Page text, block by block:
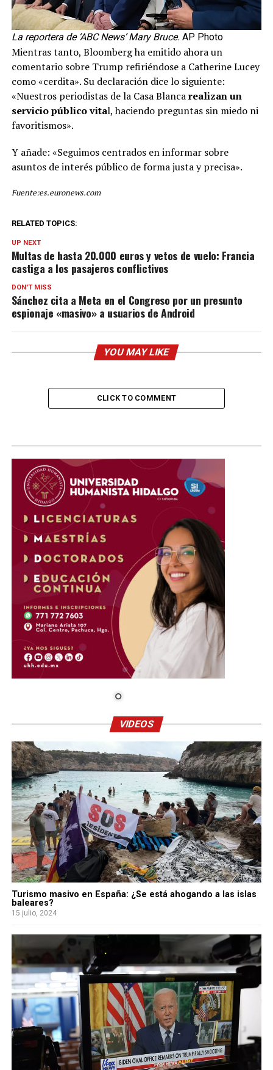
La reportera de ‘ABC News’ Mary Bruce. AP Photo
Mientras tanto, Bloomberg ha emitido ahora un
comentario sobre Trump refiriéndose a Catherine Lucey
como «cerdita». Su declaración dice lo siguiente:
«Nuestros periodistas de la Casa Blancarealizan un
servicio público vital, haciendo preguntas sin miedo ni
favoritismos».
Y añade: «Seguimos centrados en informar sobre
asuntos de interés público de forma justa y precisa».
Fuente:es.euronews.com
RELATED TOPICS:
UP NEXT
Multas de hasta 20.000 euros y vetos de vuelo: Francia
castiga a los pasajeros conflictivos
DON'T MISS
Sánchez cita a Meta en el Congreso por un presunto
espionaje «masivo» a usuarios de Android
YOU MAY LIKE
CLICK TO COMMENT
VIDEOS
Turismo masivo en España: ¿Se está ahogando a las islas
baleares?
15 julio, 2024